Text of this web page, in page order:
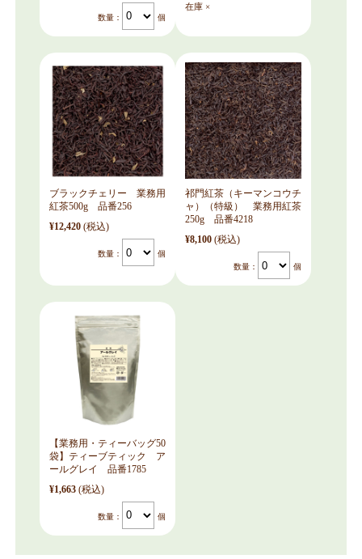
数量： 個
在庫 ×
ブラックチェリー 業務用
紅茶500g 品番256
¥12,420 (税込)
数量： 個
祁門紅茶（キーマンコウチ
ャ）（特級） 業務用紅茶
250g 品番4218
¥8,100 (税込)
数量： 個
【業務用・ティーバッグ50
袋】ティーブティック ア
ールグレイ 品番1785
¥1,663 (税込)
数量： 個